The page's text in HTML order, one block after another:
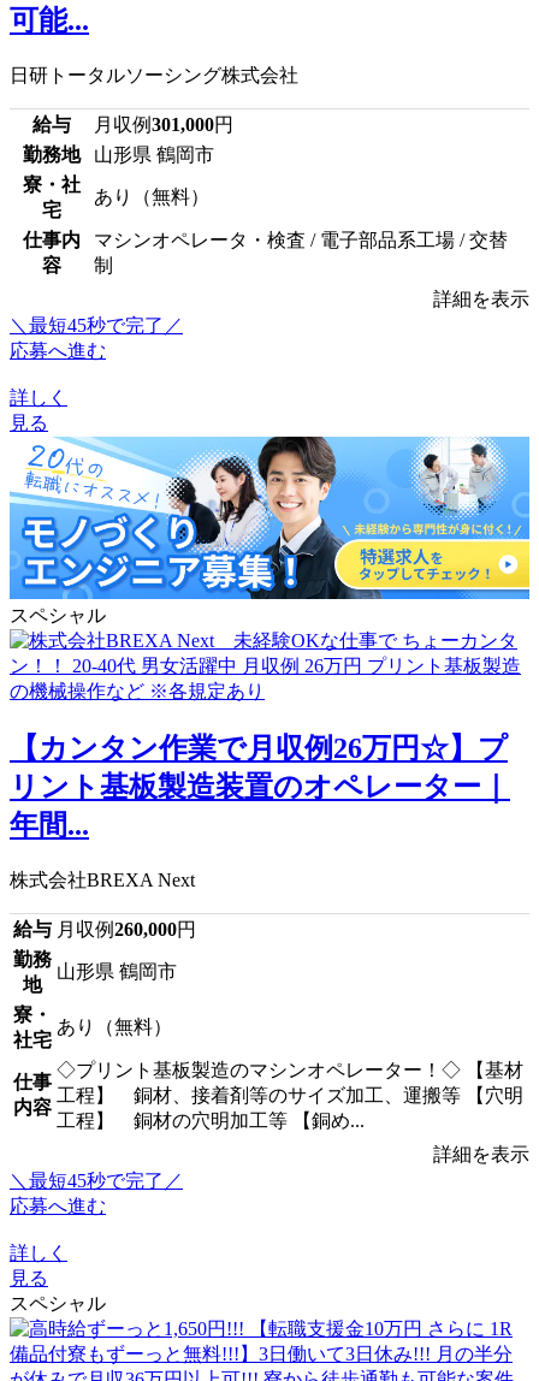
可能...
日研トータルソーシング株式会社
給与 月収例301,000円
勤務地
山形県 鶴岡市
寮・社
宅
あり（無料）
仕事内
容
マシンオペレータ・検査 / 電子部品系工場 / 交替
制
詳細を表示
＼最短45秒で完了／
応募へ進む
詳しく
見る
スペシャル
【カンタン作業で月収例26万円☆】プ
リント基板製造装置のオペレーター｜
年間...
株式会社BREXA Next
給与 月収例260,000円
勤務
地
山形県 鶴岡市
寮・
社宅
あり（無料）
仕事
内容
◇プリント基板製造のマシンオペレーター！◇ 【基材
工程】 銅材、接着剤等のサイズ加工、運搬等 【穴明
工程】 銅材の穴明加工等 【銅め...
詳細を表示
＼最短45秒で完了／
応募へ進む
詳しく
見る
スペシャル